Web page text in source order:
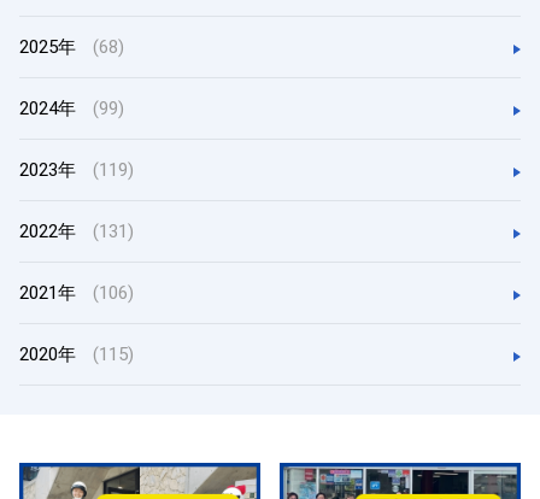
2025年 (68)
2024年 (99)
2023年 (119)
2022年 (131)
2021年 (106)
2020年 (115)